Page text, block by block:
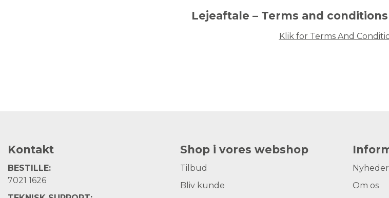
Lejeaftale – Terms and
Klik for Terms And
Kontakt
BESTILLE:
7021 1626
Shop i vores webshop
Tilbud
Bliv kunde
Nyheder
Om os